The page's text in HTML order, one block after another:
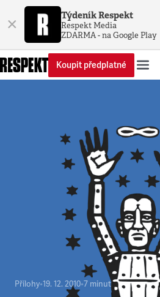
× Týdeník Respekt
Respekt Media
ZDARMA - na Google Play
Koupit předplatné
Přílohy•19. 12. 2010•7 minut